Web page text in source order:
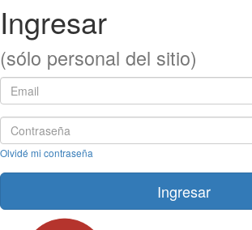
Ingresar
(sólo personal del sitio)
Olvidé mi contraseña
Ingresar